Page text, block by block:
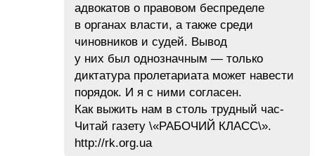
адвокатов о правовом беспределе
в органах власти, а также среди
чиновников и судей. Вывод
у них был однозначным — только
диктатура пролетариата может навести
порядок. И я с ними согласен.
Как выжить нам в столь трудный час-
Читай газету \«РАБОЧИЙ КЛАСС\».
http://rk.org.ua